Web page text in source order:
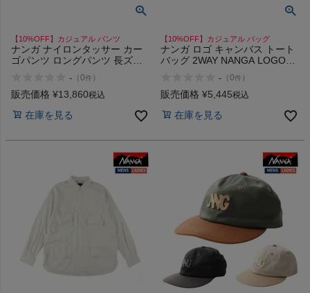
【10%OFF】カジュアル パンツ
ナンガ ナイロンタッサー カー
ゴパンツ ロングパンツ 長ズボ
NYLON TUSSER CARGO
PANTS
- （0件 ）
販売価格 ¥13,860税込
在庫を見る
【10%OFF】カジュアル バッグ
ナンガ ロゴ キャンバス トート
バッグ 2WAY NANGA LOGO
- （0件 ）
販売価格 ¥5,445税込
在庫を見る